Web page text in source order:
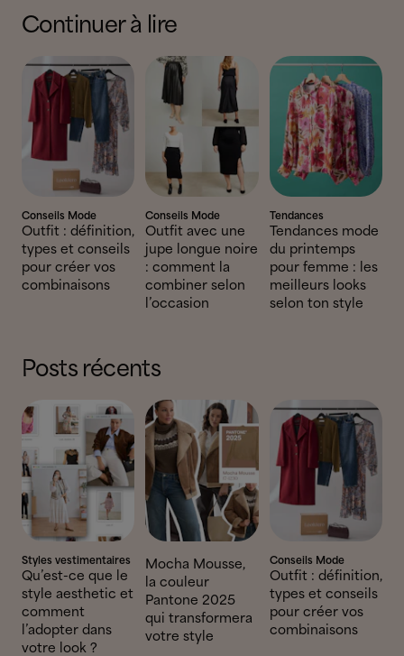
Continuer à lire
Conseils Mode
Outfit : définition,
types et conseils
pour créer vos
combinaisons
Conseils Mode
Outfit avec une
jupe longue noire
: comment la
combiner selon
l’occasion
Tendances
Tendances mode
du printemps
pour femme : les
meilleurs looks
selon ton style
Posts récents
Styles vestimentaires
Qu’est-ce que le
style aesthetic et
comment
l’adopter dans
votre look ?
Mocha Mousse,
la couleur
Pantone 2025
qui transformera
votre style
Conseils Mode
Outfit : définition,
types et conseils
pour créer vos
combinaisons